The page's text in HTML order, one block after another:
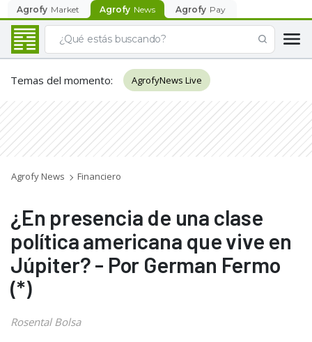
Agrofy Market Agrofy News Agrofy Pay
Temas del momento: AgrofyNews Live
Agrofy News Financiero
¿En presencia de una clase
política americana que vive en
Júpiter? - Por German Fermo
(*)
Rosental Bolsa